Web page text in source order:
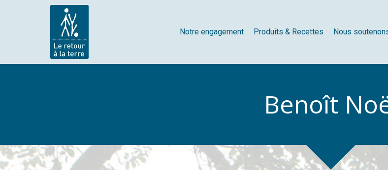
Notre engagement Produits & Recettes Nous
Benoît